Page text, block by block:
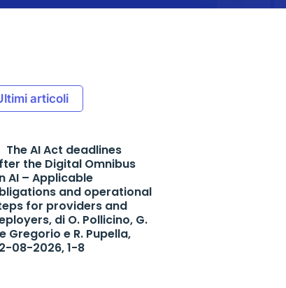
articoli
The AI Act deadlines
the Digital Omnibus
AI – Applicable
and operational
for providers and
di O. Pollicino, G.
Gregorio e R. Pupella,
08-2026, 1-8